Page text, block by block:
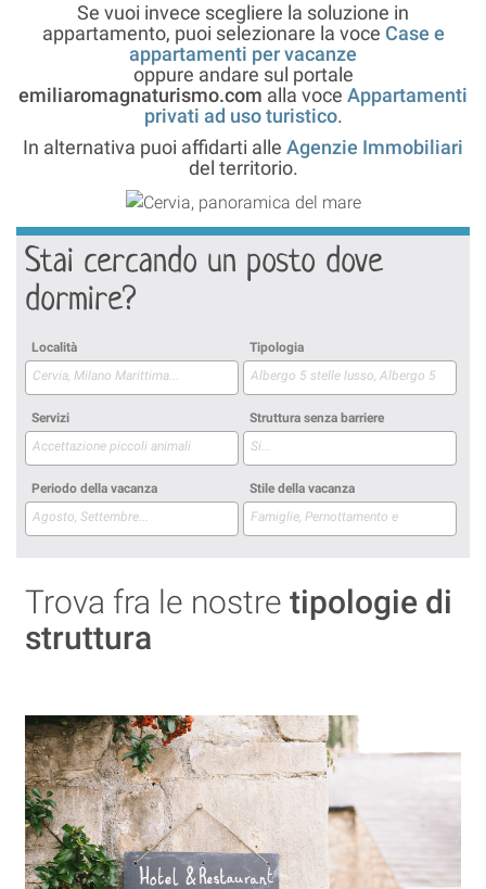
Se vuoi invece scegliere la soluzione in
appartamento, puoi selezionare la voce Case e
appartamenti per vacanze
oppure andare sul portale
emiliaromagnaturismo.com alla voce Appartamenti
privati ad uso turistico.
In alternativa puoi affidarti alle Agenzie Immobiliari
del territorio.
Stai cercando un posto dove
dormire?
Località Tipologia
Servizi Struttura senza barriere
Periodo della vacanza Stile della vacanza
Trova fra le nostre tipologie di
struttura